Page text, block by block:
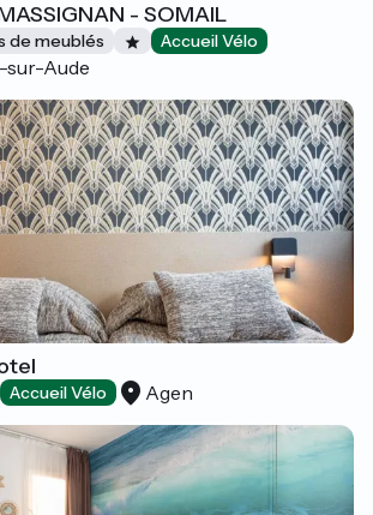
- SOMAIL
de meublés Accueil Vélo
sur-Aude
Accueil Vélo Agen